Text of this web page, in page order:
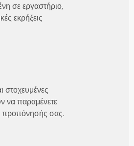
σε εργαστήριο,
εκρήξεις
στοχευμένες
να παραμένετε
προπόνησής σας.